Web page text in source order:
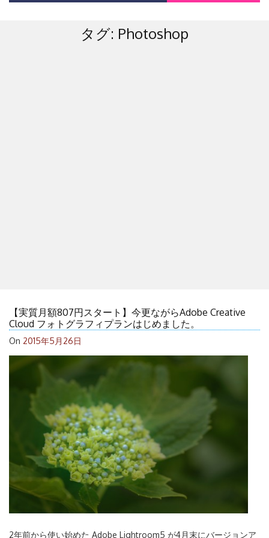
タグ: Photoshop
【実質月額807円スタート】今更ながらAdobe Creative
Cloud フォトグラフィプランはじめました。
On 2015年5月26日
2年前から使い始めた Adobe Lightroom5 が4月末にバージョンア